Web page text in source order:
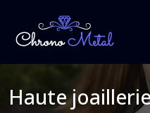
Haute